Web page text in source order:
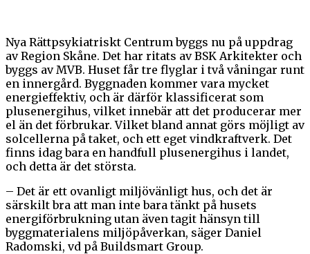
Nya Rättpsykiatriskt Centrum byggs nu på uppdrag
av Region Skåne. Det har ritats av BSK Arkitekter och
byggs av MVB. Huset får tre flyglar i två våningar runt
en innergård. Byggnaden kommer vara mycket
energieffektiv, och är därför klassificerat som
plusenergihus, vilket innebär att det producerar mer
el än det förbrukar. Vilket bland annat görs möjligt av
solcellerna på taket, och ett eget vindkraftverk. Det
finns idag bara en handfull plusenergihus i landet,
och detta är det största.
– Det är ett ovanligt miljövänligt hus, och det är
särskilt bra att man inte bara tänkt på husets
energiförbrukning utan även tagit hänsyn till
byggmaterialens miljöpåverkan, säger Daniel
Radomski, vd på Buildsmart Group.